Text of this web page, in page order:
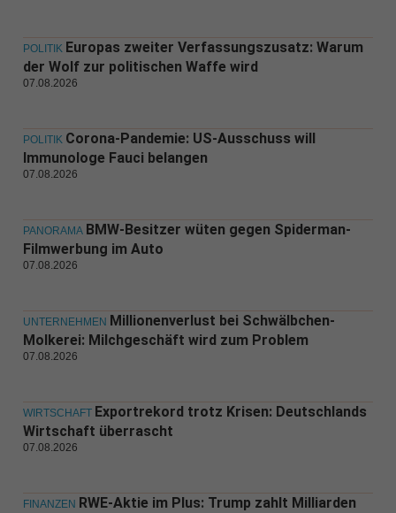
POLITIK Europas zweiter Verfassungszusatz: Warum
der Wolf zur politischen Waffe wird
07.08.2026
POLITIK Corona-Pandemie: US-Ausschuss will
Immunologe Fauci belangen
07.08.2026
PANORAMA BMW-Besitzer wüten gegen Spiderman-
Filmwerbung im Auto
07.08.2026
UNTERNEHMEN Millionenverlust bei Schwälbchen-
Molkerei: Milchgeschäft wird zum Problem
07.08.2026
WIRTSCHAFT Exportrekord trotz Krisen: Deutschlands
Wirtschaft überrascht
07.08.2026
FINANZEN RWE-Aktie im Plus: Trump zahlt Milliarden